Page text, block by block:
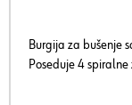
Burgija za bušenje
Poseduje 4